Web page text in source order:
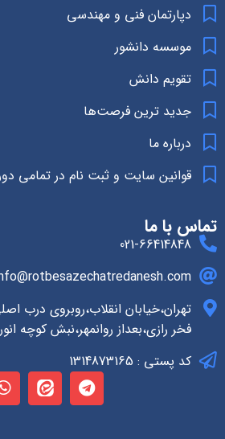
دپارتمان فنی و مهندسی
موسسه دانشور
تقویم دانش
جدید ترین فرصت‌ها
درباره ما
قوانین سایت و ثبت نام در تمامی
تماس با ما
021-66414848
تهران،خیابان انقلاب،روبروی درب
فخر رازی،بعداز روانمهر،نبش کوچه
کد پستی : 1314873165